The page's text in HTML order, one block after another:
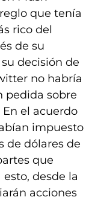
que tenía
rico del
de su
decisión de
no habría
pedida sobre
En el acuerdo
impuesto
de dólares de
que
desde la
acciones